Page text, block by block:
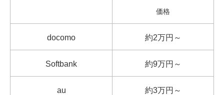
価格
docomo 約2万円～
Softbank 約9万円～
au 約3万円～